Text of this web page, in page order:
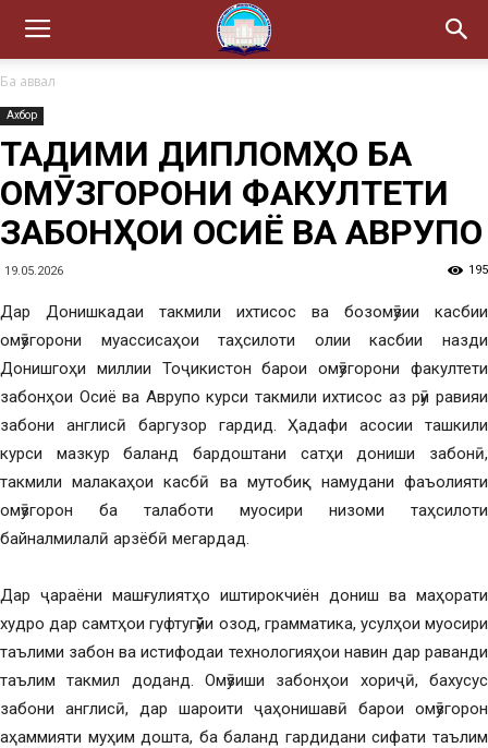
Ба аввал
Ахбор
ТАҚДИМИ ДИПЛОМҲО БА
ОМӮЗГОРОНИ ФАКУЛТЕТИ
ЗАБОНҲОИ ОСИЁ ВА АВРУПО
19.05.2026 195
Дар Донишкадаи такмили ихтисос ва бозомӯзии касбии
омӯзгорони муассисаҳои таҳсилоти олии касбии назди
Донишгоҳи миллии Тоҷикистон барои омӯзгорони факултети
забонҳои Осиё ва Аврупо курси такмили ихтисос аз рӯи равияи
забони англисӣ баргузор гардид. Ҳадафи асосии ташкили
курси мазкур баланд бардоштани сатҳи дониши забонӣ,
такмили малакаҳои касбӣ ва мутобиқ намудани фаъолияти
омӯзгорон ба талаботи муосири низоми таҳсилоти
байналмилалӣ арзёбӣ мегардад.
Дар ҷараёни машғулиятҳо иштирокчиён дониш ва маҳорати
худро дар самтҳои гуфтугӯйи озод, грамматика, усулҳои муосири
таълими забон ва истифодаи технологияҳои навин дар раванди
таълим такмил доданд. Омӯзиши забонҳои хориҷӣ, бахусус
забони англисӣ, дар шароити ҷаҳонишавӣ барои омӯзгорон
аҳаммияти муҳим дошта, ба баланд гардидани сифати таълим